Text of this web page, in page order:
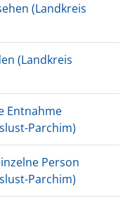
(Landkreis
(Landkreis
Entnahme
Parchim)
Person
Parchim)